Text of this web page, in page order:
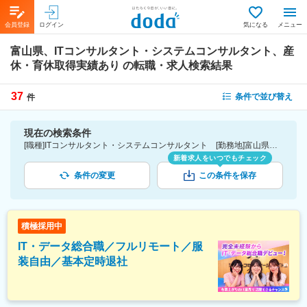
会員登録 ログイン 気になる メニュー
富山県、ITコンサルタント・システムコンサルタント、産
休・育休取得実績あり の転職・求人検索結果
37 件 条件で並び替え
現在の検索条件
[職種]ITコンサルタント・システムコンサルタント [勤務地]富山県 [詳細条件](休日・働き方)産休・育休取得実績あり
条件の変更
新着求人をいつでもチェック
この条件を保存
積極採用中
IT・データ総合職／フルリモート／服
装自由／基本定時退社